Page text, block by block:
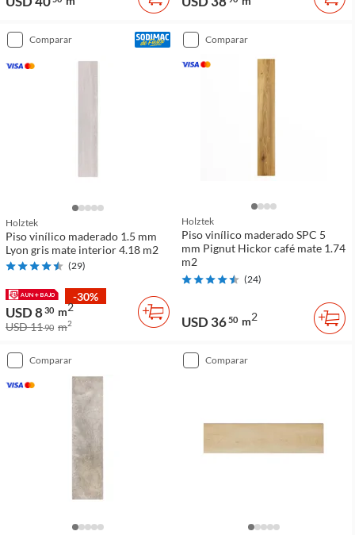
comparar
Holztek
Piso vinílico maderado 1.5 mm
Lyon gris mate interior 4.18 m2
(29)
-30%
USD 830 m2
USD 1190 m2
comparar
Holztek
Piso vinílico maderado SPC 5
mm Pignut Hickor café mate 1.74
m2
(24)
USD 3650 m2
comparar comparar